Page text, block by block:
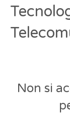
Non si